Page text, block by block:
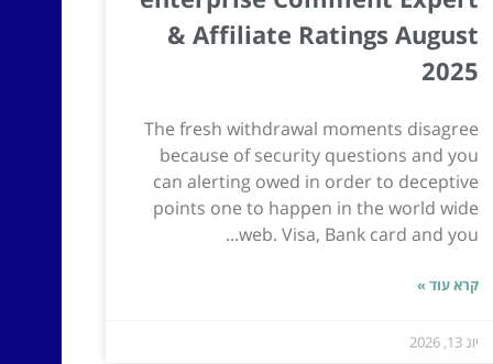
& Affiliate Ratings August
2025
The fresh withdrawal moments disagree
because of security questions and you
can alerting owed in order to deceptive
points one to happen in the world wide
web. Visa, Bank card and you...
קרא עוד »
יונ 13, 2026